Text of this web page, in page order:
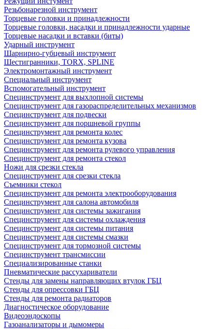
Резьбонарезной инструмент
Торцевые головки и принадлежности
Торцевые головки, насадки и принадлежности ударные
Торцевые насадки и вставки (биты)
Ударный инструмент
Шарнирно-губцевый инструмент
Шестигранники, TORX, SPLINE
Электромонтажный инструмент
Специальный инструмент
Вспомогательный инструмент
Специнструмент для выхлопной системы
Специнструмент для газораспределительных механизмов
Специнструмент для подвески
Специнструмент для поршневой группы
Специнструмент для ремонта колес
Специнструмент для ремонта кузова
Специнструмент для ремонта рулевого управления
Специнструмент для ремонта стекол
Ножи для срезки стекла
Специнструмент для срезки стекла
Съемники стекол
Специнструмент для ремонта электрооборудования
Специнструмент для салона автомобиля
Специнструмент для системы зажигания
Специнструмент для системы охлаждения
Специнструмент для системы питания
Специнструмент для системы смазки
Специнструмент для тормозной системы
Специнструмент трансмиссии
Специализированные станки
Пневматические рассухариватели
Стенды для замены направляющих втулок ГБЦ
Стенды для опрессовки ГБЦ
Стенды для ремонта радиаторов
Диагностическое оборудование
Видеоэндоскопы
Газоанализаторы и дымомеры